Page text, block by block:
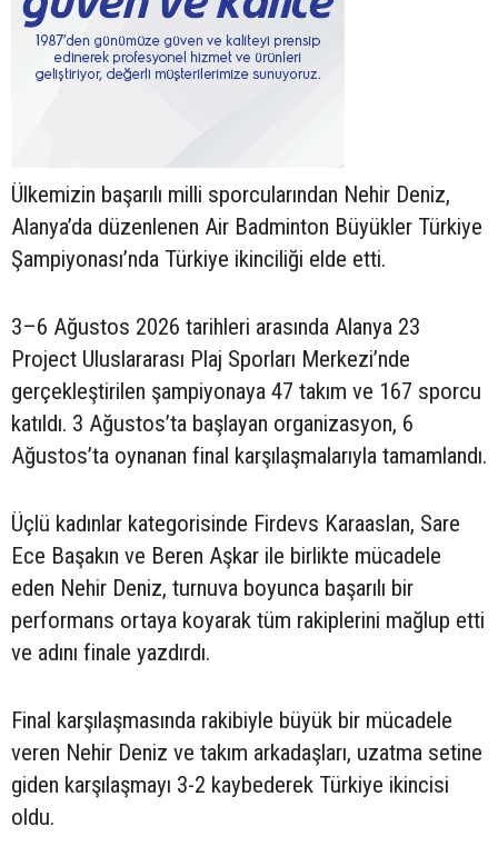
Ülkemizin başarılı milli sporcularından Nehir Deniz,
Alanya’da düzenlenen Air Badminton Büyükler Türkiye
Şampiyonası’nda Türkiye ikinciliği elde etti.
3–6 Ağustos 2026 tarihleri arasında Alanya 23
Project Uluslararası Plaj Sporları Merkezi’nde
gerçekleştirilen şampiyonaya 47 takım ve 167 sporcu
katıldı. 3 Ağustos’ta başlayan organizasyon, 6
Ağustos’ta oynanan final karşılaşmalarıyla tamamlandı.
Üçlü kadınlar kategorisinde Firdevs Karaaslan, Sare
Ece Başakın ve Beren Aşkar ile birlikte mücadele
eden Nehir Deniz, turnuva boyunca başarılı bir
performans ortaya koyarak tüm rakiplerini mağlup etti
ve adını finale yazdırdı.
Final karşılaşmasında rakibiyle büyük bir mücadele
veren Nehir Deniz ve takım arkadaşları, uzatma setine
giden karşılaşmayı 3-2 kaybederek Türkiye ikincisi
oldu.